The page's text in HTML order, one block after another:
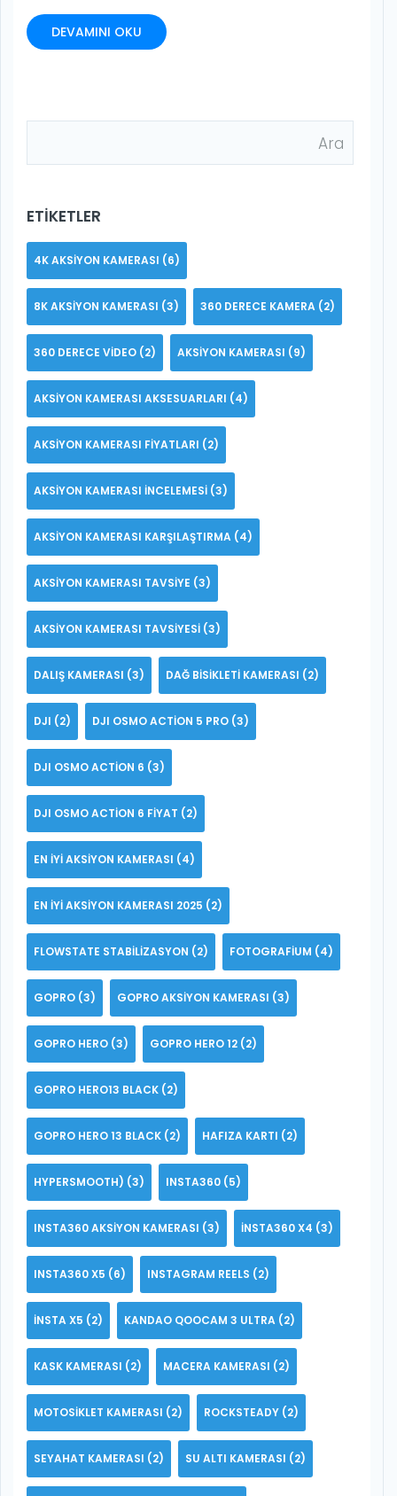
DEVAMINI OKU
ETIKETLER
4K AKSIYON KAMERASI (6)
8K AKSIYON KAMERASI (3) 360 DERECE KAMERA (2)
360 DERECE VIDEO (2) AKSIYON KAMERASI (9)
AKSIYON KAMERASI AKSESUARLARI (4)
AKSIYON KAMERASI FIYATLARI (2)
AKSIYON KAMERASI INCELEMESI (3)
AKSIYON KAMERASI KARŞILAŞTIRMA (4)
AKSIYON KAMERASI TAVSIYE (3)
AKSIYON KAMERASI TAVSIYESI (3)
DALIŞ KAMERASI (3) DAĞ BISIKLETI KAMERASI (2)
DJI (2) DJI OSMO ACTION 5 PRO (3)
DJI OSMO ACTION 6 (3)
DJI OSMO ACTION 6 FIYAT (2)
EN IYI AKSIYON KAMERASI (4)
EN IYI AKSIYON KAMERASI 2025 (2)
FLOWSTATE STABILIZASYON (2) FOTOGRAFIUM (4)
GOPRO (3) GOPRO AKSIYON KAMERASI (3)
GOPRO HERO (3) GOPRO HERO 12 (2)
GOPRO HERO13 BLACK (2)
GOPRO HERO 13 BLACK (2) HAFIZA KARTI (2)
HYPERSMOOTH) (3) INSTA360 (5)
INSTA360 AKSIYON KAMERASI (3) INSTA360 X4 (3)
INSTA360 X5 (6) INSTAGRAM REELS (2)
INSTA X5 (2) KANDAO QOOCAM 3 ULTRA (2)
KASK KAMERASI (2) MACERA KAMERASI (2)
MOTOSIKLET KAMERASI (2) ROCKSTEADY (2)
SEYAHAT KAMERASI (2) SU ALTI KAMERASI (2)